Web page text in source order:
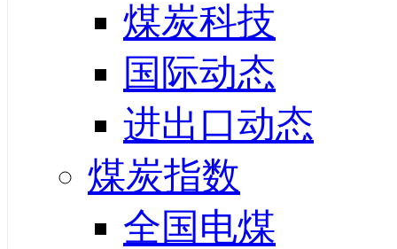
煤炭科技
国际动态
进出口动态
煤炭指数
全国电煤